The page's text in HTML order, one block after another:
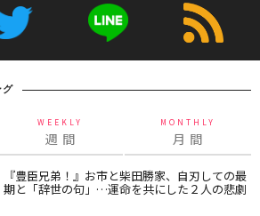
グ
WEEKLY
週 間
MONTHLY
月 間
『豊臣兄弟！』お市と柴田勝家、自刃しての最
期と「辞世の句」…運命を共にした２人の悲劇